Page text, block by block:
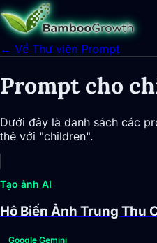
← Về Thư viện Prompt
Prompt cho
Dưới đây là danh sách các
thẻ với "children".
Tạo ảnh AI
Hô Biến Ảnh Trung Thu
Google Gemini